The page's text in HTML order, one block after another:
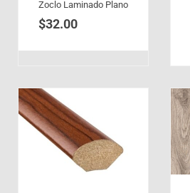
Zoclo Laminado Plano
$32.00